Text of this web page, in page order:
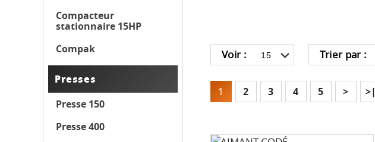
Compacteur
stationnaire 15HP
Compak
Presses
Presse 150
Presse 400
Trier par :
Voir :
1 2 3 4 5 > >|